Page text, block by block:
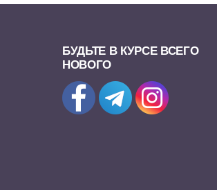
БУДЬТЕ В КУРСЕ ВСЕГО
НОВОГО